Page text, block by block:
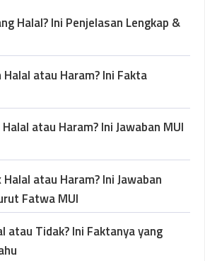
Halal? Ini Penjelasan Lengkap &
atau Haram? Ini Fakta
atau Haram? Ini Jawaban MUI
atau Haram? Ini Jawaban
Fatwa MUI
atau Tidak? Ini Faktanya yang